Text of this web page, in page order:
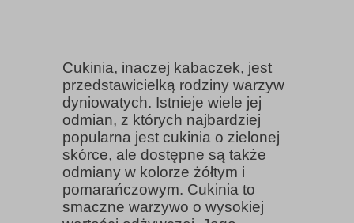
Cukinia, inaczej kabaczek, jest
przedstawicielką rodziny warzyw
dyniowatych. Istnieje wiele jej
odmian, z których najbardziej
popularna jest cukinia o zielonej
skórce, ale dostępne są także
odmiany w kolorze żółtym i
pomarańczowym. Cukinia to
smaczne warzywo o wysokiej